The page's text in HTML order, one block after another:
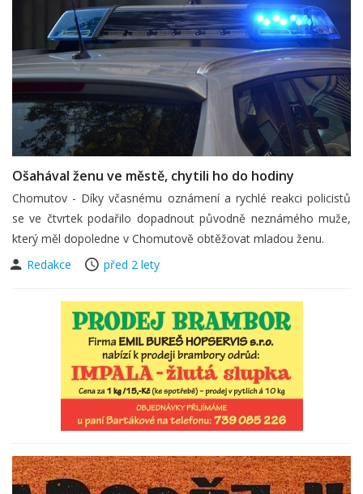
Ošahával ženu ve městě, chytili ho do hodiny
Chomutov - Díky včasnému oznámení a rychlé reakci policistů
se ve čtvrtek podařilo dopadnout původně neznámého muže,
který měl dopoledne v Chomutově obtěžovat mladou ženu.
Redakce
před 2 lety